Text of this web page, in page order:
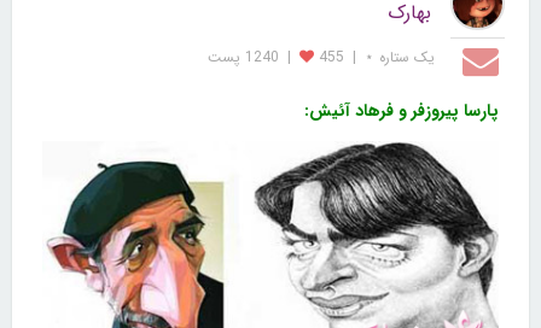
بهارک
یک ستاره ⋆ |
455
| 1240 پست
پارسا پیروزفر و فرهاد آئیش: